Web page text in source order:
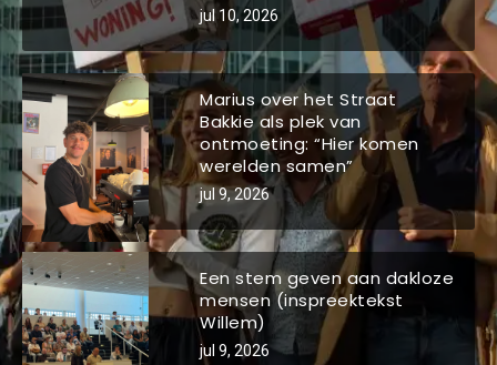
jul 10, 2026
Marius over het Straat
Bakkie als plek van
ontmoeting: “Hier komen
werelden samen”
jul 9, 2026
Een stem geven aan dakloze
mensen (inspreektekst
Willem)
jul 9, 2026